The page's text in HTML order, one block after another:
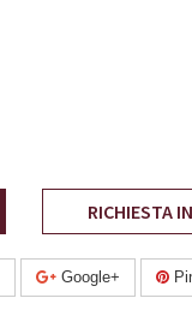
RICHIESTA
Google+